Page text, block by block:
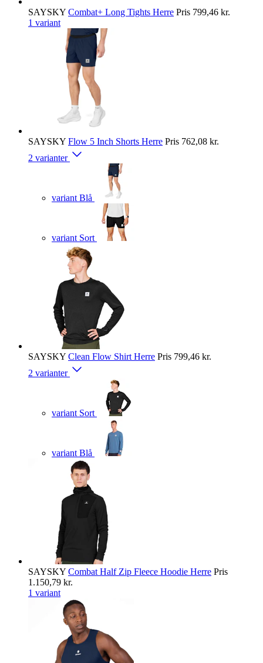
SAYSKY Combat+ Long Tights Herre Pris 799,46 kr.
1 variant
SAYSKY Flow 5 Inch Shorts Herre Pris 762,08 kr.
2 varianter
variant Blå
variant Sort
SAYSKY Clean Flow Shirt Herre Pris 799,46 kr.
2 varianter
variant Sort
variant Blå
SAYSKY Combat Half Zip Fleece Hoodie Herre Pris
1.150,79 kr.
1 variant